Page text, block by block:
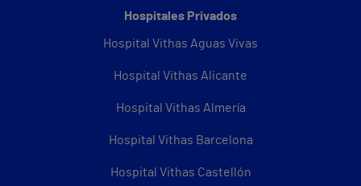
Hospitales Privados
Hospital Vithas Aguas Vivas
Hospital Vithas Alicante
Hospital Vithas Almería
Hospital Vithas Barcelona
Hospital Vithas Castellón